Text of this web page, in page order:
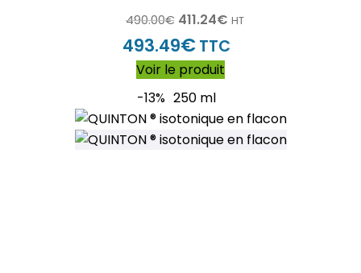
490.00€ 411.24€ HT
493.49€TTC
Voir le produit
-13% 250 ml